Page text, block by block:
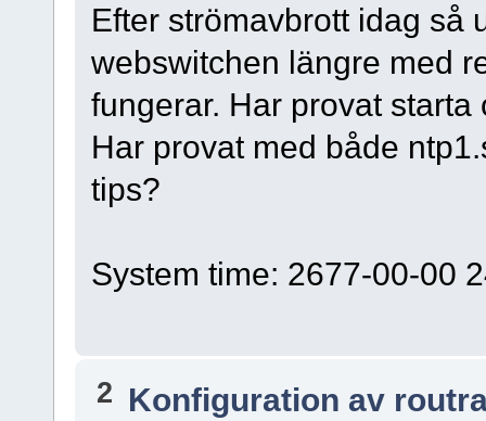
Efter strömavbrott idag så
webswitchen längre med
fungerar. Har provat
Har provat med både
tips?
System time: 2677-00-00
2 Konfiguration av